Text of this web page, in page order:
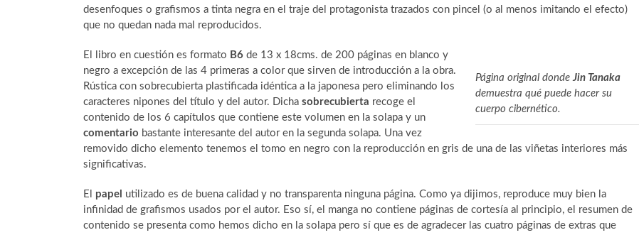
desenfoques o grafismos a tinta negra en el traje del protagonista trazados con pincel (o al menos imitando el efecto)
que no quedan nada mal reproducidos.
Página original dondeJin Tanaka
demuestra qué puede hacer su
cuerpo cibernético.
El libro en cuestión es formato B6 de 13 x 18cms. de 200 páginas en blanco y
negro a excepción de las 4 primeras a color que sirven de introducción a la obra.
Rústica con sobrecubierta plastificada idéntica a la japonesa pero eliminando los
caracteres nipones del título y del autor. Dicha sobrecubierta recoge el
contenido de los 6 capítulos que contiene este volumen en la solapa y un
comentario bastante interesante del autor en la segunda solapa. Una vez
removido dicho elemento tenemos el tomo en negro con la reproducción en gris de una de las viñetas interiores más
significativas.
El papel utilizado es de buena calidad y no transparenta ninguna página. Como ya dijimos, reproduce muy bien la
infinidad de grafismos usados por el autor. Eso sí, el manga no contiene páginas de cortesía al principio, el resumen de
contenido se presenta como hemos dicho en la solapa pero sí que es de agradecer las cuatro páginas de extras que